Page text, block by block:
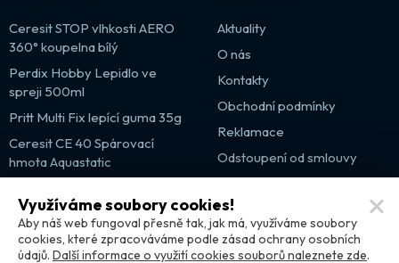
Ceresit STOP vlhkosti AERO
360° koupelna bílý
Perdix Hobby Lepidlo ve
spreji 500ml
Pritt Multi Fix lepící guma 35g
Ceresit CE 40 Spárovací
hmota Aquastatic
Aktuality
O nás
Kontakty
Obchodní podmínky
Reklamace
Odstoupení od smlouvy
Výprodej
Partnerské weby
Využíváme soubory cookies!
Aby náš web fungoval přesně tak, jak má, využíváme soubory
cookies, které zpracováváme podle zásad ochrany osobních
údajů. Další informace o využití cookies souborů naleznete zde.